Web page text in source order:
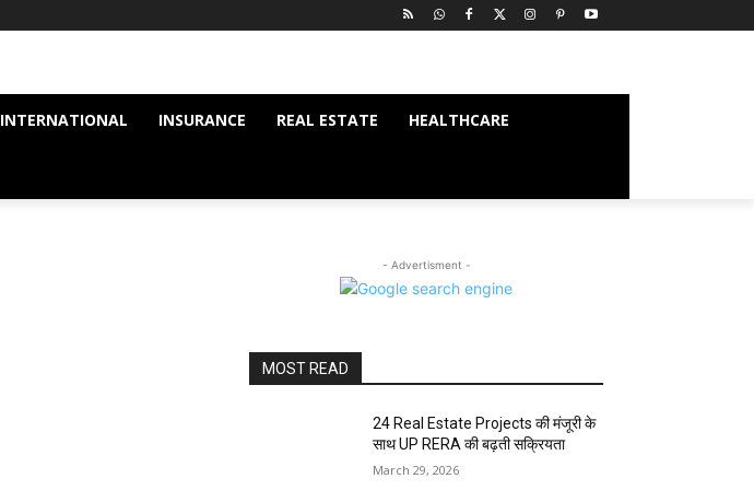
INTERNATIONAL INSURANCE REAL ESTATE HEALTHCARE
- Advertisment -
MOST READ
24 Real Estate Projects की मंजूरी के
साथ UP RERA की बढ़ती सक्रियता
March 29, 2026